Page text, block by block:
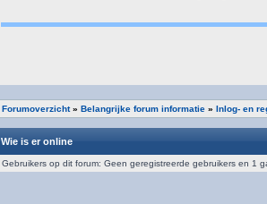
Forumoverzicht» Belangrijke forum informatie » Inlog- en
Wie is er online
Gebruikers op dit forum: Geen geregistreerde gebruikers en 1